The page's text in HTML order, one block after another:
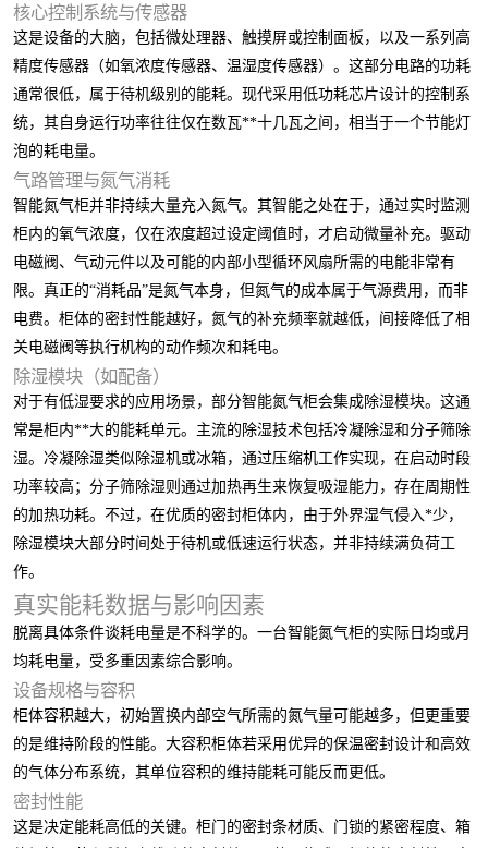
核心控制系统与传感器
这是设备的大脑，包括微处理器、触摸屏或控制面板，以及一系列高
精度传感器（如氧浓度传感器、温湿度传感器）。这部分电路的功耗
通常很低，属于待机级别的能耗。现代采用低功耗芯片设计的控制系
统，其自身运行功率往往仅在数瓦**十几瓦之间，相当于一个节能灯
泡的耗电量。
气路管理与氮气消耗
智能氮气柜并非持续大量充入氮气。其智能之处在于，通过实时监测
柜内的氧气浓度，仅在浓度超过设定阈值时，才启动微量补充。驱动
电磁阀、气动元件以及可能的内部小型循环风扇所需的电能非常有
限。真正的“消耗品”是氮气本身，但氮气的成本属于气源费用，而非
电费。柜体的密封性能越好，氮气的补充频率就越低，间接降低了相
关电磁阀等执行机构的动作频次和耗电。
除湿模块（如配备）
对于有低湿要求的应用场景，部分智能氮气柜会集成除湿模块。这通
常是柜内**大的能耗单元。主流的除湿技术包括冷凝除湿和分子筛除
湿。冷凝除湿类似除湿机或冰箱，通过压缩机工作实现，在启动时段
功率较高；分子筛除湿则通过加热再生来恢复吸湿能力，存在周期性
的加热功耗。不过，在优质的密封柜体内，由于外界湿气侵入*少，
除湿模块大部分时间处于待机或低速运行状态，并非持续满负荷工
作。
真实能耗数据与影响因素
脱离具体条件谈耗电量是不科学的。一台智能氮气柜的实际日均或月
均耗电量，受多重因素综合影响。
设备规格与容积
柜体容积越大，初始置换内部空气所需的氮气量可能越多，但更重要
的是维持阶段的性能。大容积柜体若采用优异的保温密封设计和高效
的气体分布系统，其单位容积的维持能耗可能反而更低。
密封性能
这是决定能耗高低的关键。柜门的密封条材质、门锁的紧密程度、箱